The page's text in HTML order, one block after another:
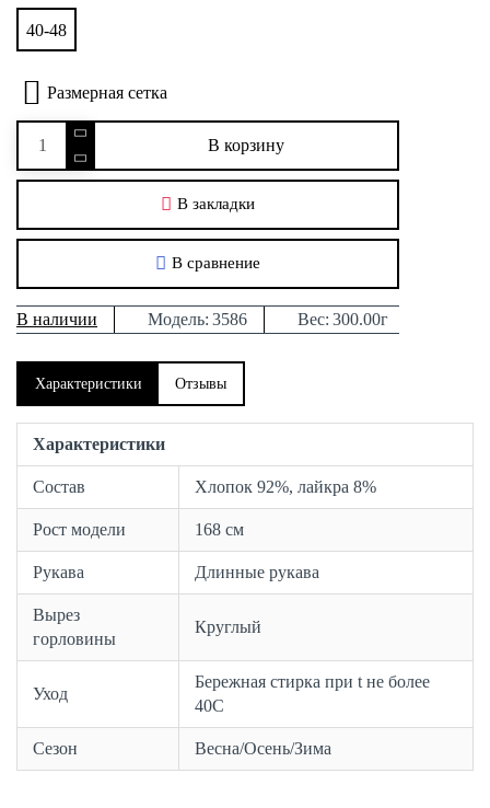
В наличии Модель: 3586 Вес: 300.00г
40-48
В корзину
В закладки
В сравнение
Размерная сетка
Характеристики Отзывы
Характеристики
Состав Хлопок 92%, лайкра 8%
Рост модели 168 см
Рукава Длинные рукава
Вырез
горловины
Круглый
Уход
Бережная стирка при t не более
40С
Сезон Весна/Осень/Зима